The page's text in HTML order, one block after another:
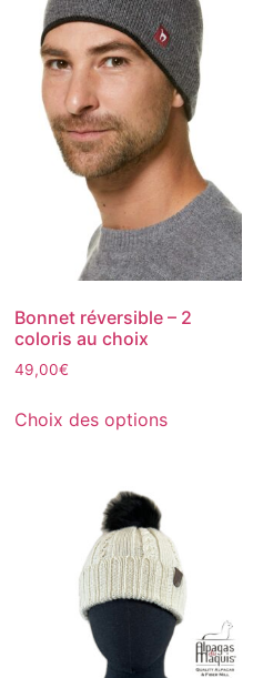
Bonnet réversible – 2
coloris au choix
49,00€
Choix des options